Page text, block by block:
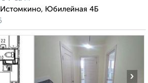
Юбилейная 4Б
›